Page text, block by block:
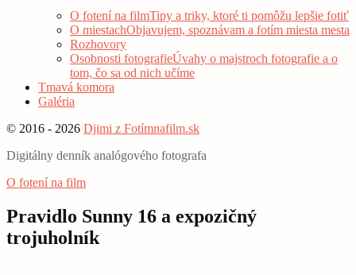
menu O fotení na filmTipy a triky, ktoré ti pomôžu lepšie fotiť
O miestachObjavujem, spoznávam a fotím miesta mesta
Rozhovory
Osobnosti fotografieÚvahy o majstroch fotografie a o
tom, čo sa od nich učíme
Tmavá komora
Galéria
© 2016 - 2026 Djimi z Fotímnafilm.sk
Digitálny denník analógového fotografa
O fotení na film
Pravidlo Sunny 16 a expozičný
trojuholník